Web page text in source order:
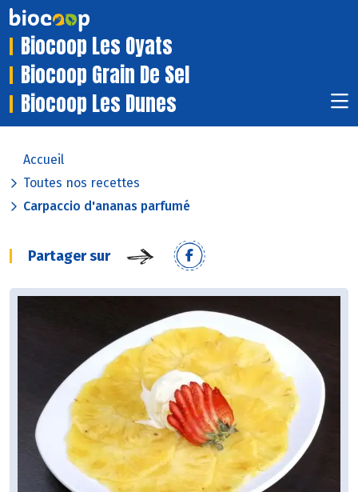
Biocoop Les Oyats
Biocoop Grain De Sel
Biocoop Les Dunes
Accueil
Toutes nos recettes
Carpaccio d'ananas parfumé
Partager sur